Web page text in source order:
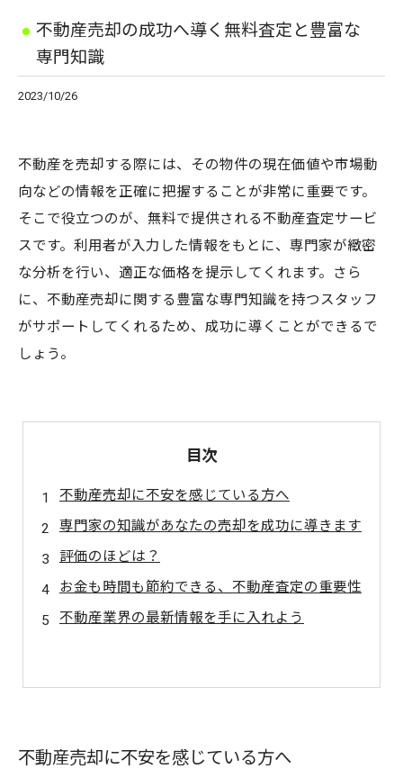
不動産売却の成功へ導く無料査定と豊富な
専門知識
2023/10/26
不動産を売却する際には、その物件の現在価値や市場動
向などの情報を正確に把握することが非常に重要です。
そこで役立つのが、無料で提供される不動産査定サービ
スです。利用者が入力した情報をもとに、専門家が緻密
な分析を行い、適正な価格を提示してくれます。さら
に、不動産売却に関する豊富な専門知識を持つスタッフ
がサポートしてくれるため、成功に導くことができるで
しょう。
目次
不動産売却に不安を感じている方へ
専門家の知識があなたの売却を成功に導きます
評価のほどは？
お金も時間も節約できる、不動産査定の重要性
不動産業界の最新情報を手に入れよう
不動産売却に不安を感じている方へ